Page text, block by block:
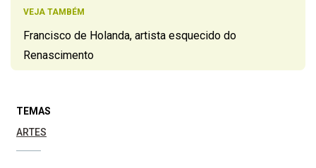
VEJA TAMBÉM
Francisco de Holanda, artista esquecido do
Renascimento
TEMAS
ARTES